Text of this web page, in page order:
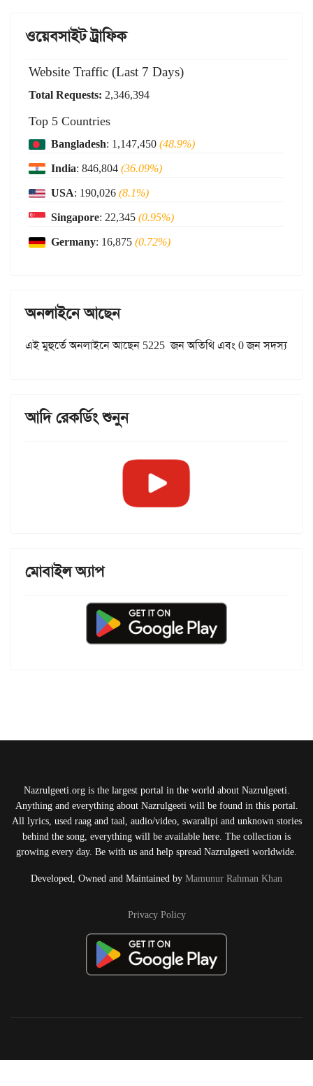
ওয়েবসাইট ট্রাফিক
Website Traffic (Last 7 Days)
Total Requests: 2,346,394
Top 5 Countries
Bangladesh: 1,147,450(48.9%)
India: 846,804(36.09%)
USA: 190,026(8.1%)
Singapore: 22,345(0.95%)
Germany: 16,875(0.72%)
অনলাইনে আছেন
এই মুহুর্তে অনলাইনে আছেন 5225 জন অতিথি এবং 0 জন সদস্য
আদি রেকর্ডিং শুনুন
মোবাইল অ্যাপ
Nazrulgeeti.org is the largest portal in the world about Nazrulgeeti.
Anything and everything about Nazrulgeeti will be found in this portal.
All lyrics, used raag and taal, audio/video, swaralipi and unknown stories
behind the song, everything will be available here. The collection is
growing every day. Be with us and help spread Nazrulgeeti worldwide.
Developed, Owned and Maintained by Mamunur Rahman Khan
Privacy Policy